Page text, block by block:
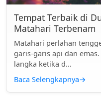
Tempat Terbaik di
Matahari Terbenam
Matahari perlahan
garis-garis api dan
langka ketika d...
Baca Selengkapnya→